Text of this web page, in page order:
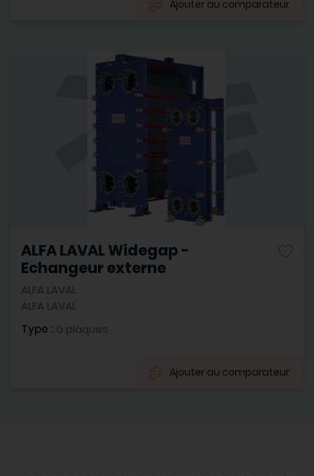
Ajouter au comparateur
ALFA LAVAL Widegap -
Echangeur externe
ALFA LAVAL
ALFA LAVAL
Type : à plaques
Ajouter au comparateur